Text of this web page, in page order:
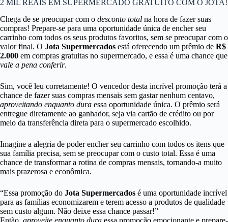
2 MIL REAIS EM SUPERMERCADO GRATUITO COM O JOTA!
Chega de se preocupar com o desconto total na hora de fazer suas
compras! Prepare-se para uma oportunidade única de encher seu
carrinho com todos os seus produtos favoritos, sem se preocupar com o
valor final. O Jota Supermercados está oferecendo um prêmio de R$
2.000 em compras gratuitas no supermercado, e essa é uma chance que
vale a pena conferir.
Sim, você leu corretamente! O vencedor desta incrível promoção terá a
chance de fazer suas compras mensais sem gastar nenhum centavo,
aproveitando enquanto dura essa oportunidade única. O prêmio será
entregue diretamente ao ganhador, seja via cartão de crédito ou por
meio da transferência direta para o supermercado escolhido.
Imagine a alegria de poder encher seu carrinho com todos os itens que
sua família precisa, sem se preocupar com o custo total. Essa é uma
chance de transformar a rotina de compras mensais, tornando-a muito
mais prazerosa e econômica.
“Essa promoção do Jota Supermercados é uma oportunidade incrível
para as famílias economizarem e terem acesso a produtos de qualidade
sem custo algum. Não deixe essa chance passar!”
Então, aproveite enquanto dura essa promoção emocionante e prepare-